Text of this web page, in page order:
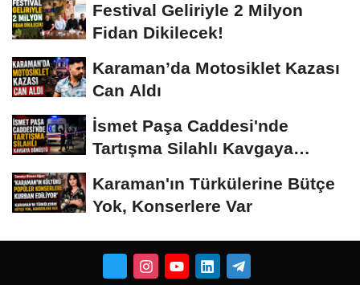
Festival Geliriyle 2 Milyon
Fidan Dikilecek!
Karaman’da Motosiklet Kazası
Can Aldı
İsmet Paşa Caddesi'nde
Tartışma Silahlı Kavgaya
Karaman'ın Türkülerine Bütçe
Yok, Konserlere Var